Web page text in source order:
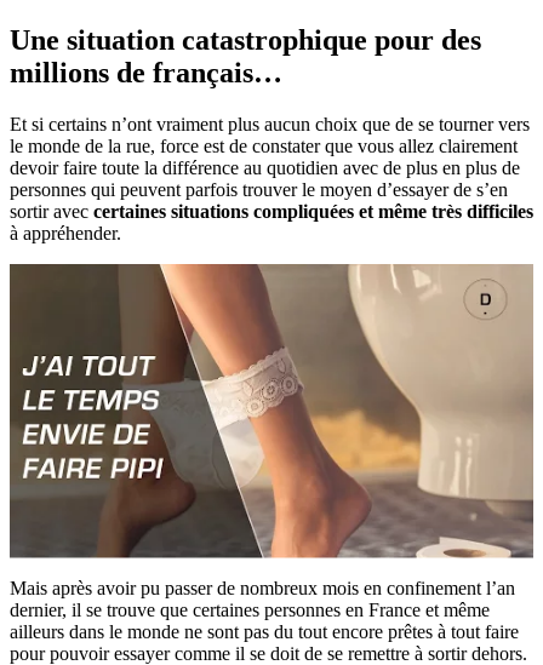
Une situation catastrophique pour des
millions de français…
Et si certains n’ont vraiment plus aucun choix que de se tourner vers
le monde de la rue, force est de constater que vous allez clairement
devoir faire toute la différence au quotidien avec de plus en plus de
personnes qui peuvent parfois trouver le moyen d’essayer de s’en
sortir avec certaines situations compliquées et même très difficiles
à appréhender.
Mais après avoir pu passer de nombreux mois en confinement l’an
dernier, il se trouve que certaines personnes en France et même
ailleurs dans le monde ne sont pas du tout encore prêtes à tout faire
pour pouvoir essayer comme il se doit de se remettre à sortir dehors.